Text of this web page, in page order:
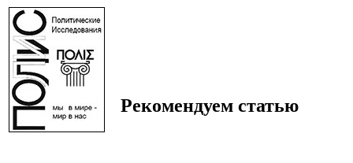
Рекомендуем статью